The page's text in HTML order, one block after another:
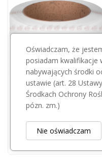
Przepraszamy, ten produkt
jest niedostępny.
Taśma maszynowa (AUTOMAT)12080 G 2000 Biała PP406
180,00 zł
Oświadczam, że
posiadam kwalifikacje
nabywających środki
ustawie (art. 28
Środkach Ochrony
pózn. zm.)
Nie oświadczam